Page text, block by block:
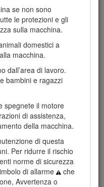
se non sono
le protezioni e gli
sulla macchina.
domestici a
macchina.
dall’area di lavoro.
bambini e ragazzi
spegnete il motore
di assistenza,
della macchina.
di questa
Per ridurre il rischio
norme di sicurezza
di allarme
che
Avvertenza o
o ulteriori informazioni,
o ad un Centro
serie del prodotto.
del modello e del
i numeri negli spazi